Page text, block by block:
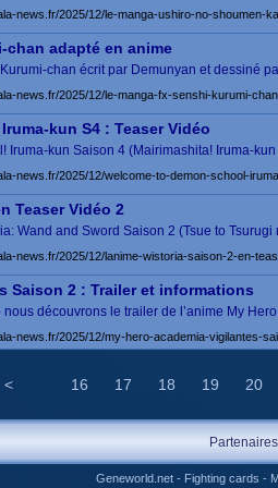
news.fr/2025/12/le-manga-ushiro-no-shoumen-
chan adapté en anime
chan écrit par Demunyan et dessiné
news.fr/2025/12/le-manga-fx-senshi-kurumi-
kun S4 : Teaser Vidéo
Iruma-kun Saison 4 (Mairimashita! Iruma-
news.fr/2025/12/welcome-to-demon-school-
Teaser Vidéo 2
Wand and Sword Saison 2 (Tsue to
news.fr/2025/12/lanime-wistoria-saison-2-en-
Saison 2 : Trailer et informations
découvrons le trailer de l’anime My
news.fr/2025/12/my-hero-academia-vigilantes-
< 16 17 18 19 20
Geneworld.net- Fighting cards -